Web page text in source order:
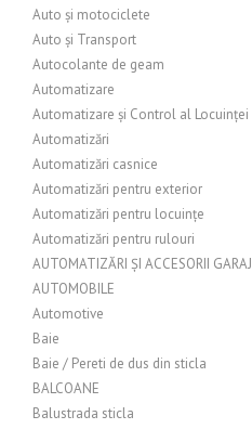
Auto și motociclete
Auto și Transport
Autocolante de geam
Automatizare
Automatizare și Control al Locuinței
Automatizări
Automatizări casnice
Automatizări pentru exterior
Automatizări pentru locuințe
Automatizări pentru rulouri
AUTOMATIZĂRI ȘI ACCESORII GARAJ
AUTOMOBILE
Automotive
Baie
Baie / Pereti de dus din sticla
BALCOANE
Balustrada sticla